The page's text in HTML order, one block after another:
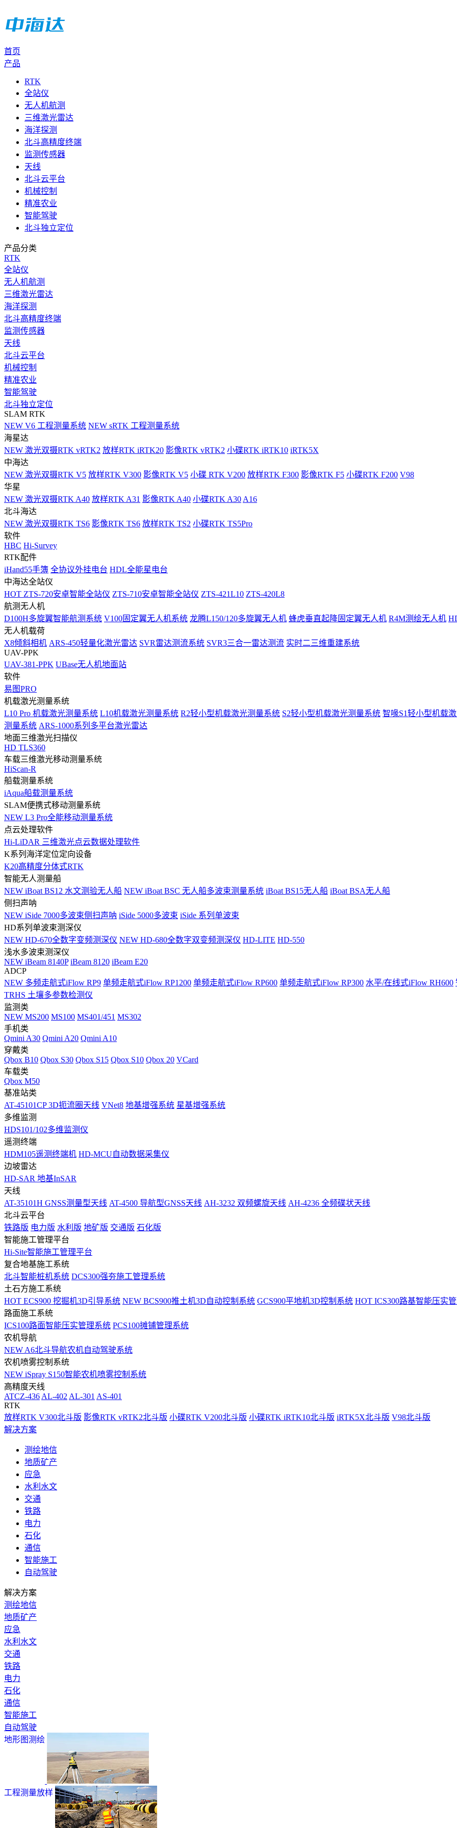
首页
产品
RTK
全站仪
无人机航测
三维激光雷达
海洋探测
北斗高精度终端
监测传感器
天线
北斗云平台
机械控制
精准农业
智能驾驶
北斗独立定位
产品分类
RTK
全站仪
无人机航测
三维激光雷达
海洋探测
北斗高精度终端
监测传感器
天线
北斗云平台
机械控制
精准农业
智能驾驶
北斗独立定位
SLAM RTK
NEW V6 工程测量系统 NEW sRTK 工程测量系统
海星达
NEW 激光双摄RTK vRTK2 放样RTK iRTK20 影像RTK vRTK2 小碟RTK iRTK10 iRTK5X
中海达
NEW 激光双摄RTK V5 放样RTK V300 影像RTK V5 小碟 RTK V200 放样RTK F300 影像RTK F5 小碟RTK F200 V98
华星
NEW 激光双摄RTK A40 放样RTK A31 影像RTK A40 小碟RTK A30 A16
北斗海达
NEW 激光双摄RTK TS6 影像RTK TS6 放样RTK TS2 小碟RTK TS5Pro
软件
HBC Hi-Survey
RTK配件
iHand55手簿 全协议外挂电台 HDL全能星电台
中海达全站仪
HOT ZTS-720安卓智能全站仪 ZTS-710安卓智能全站仪 ZTS-421L10 ZTS-420L8
航测无人机
D100H多旋翼智能航测系统 V100固定翼无人机系统 龙腾L150/120多旋翼无人机 蜂虎垂直起降固定翼无人机 R4M测绘无人机
无人机载荷
X8倾斜相机 ARS-450轻量化激光雷达 SVR雷达测流系统 SVR3三合一雷达测流 实时二三维重建系统
UAV-PPK
UAV-381-PPK UBase无人机地面站
软件
易图PRO
机载激光测量系统
L10 Pro 机载激光测量系统 L10机载激光测量系统 R2轻小型机载激光测量系统 S2轻小型机载激光测量系统 智喙S1轻小型机载
测量系统 ARS-1000系列多平台激光雷达
地面三维激光扫描仪
HD TLS360
车载三维激光移动测量系统
HiScan-R
船载测量系统
iAqua船载测量系统
SLAM便携式移动测量系统
NEW L3 Pro全能移动测量系统
点云处理软件
Hi-LiDAR 三维激光点云数据处理软件
K系列海洋定位定向设备
K20高精度分体式RTK
智能无人测量船
NEW iBoat BS12 水文测验无人船 NEW iBoat BSC 无人船多波束测量系统 iBoat BS15无人船 iBoat BSA无人船
侧扫声呐
NEW iSide 7000多波束侧扫声呐 iSide 5000多波束 iSide 系列单波束
HD系列单波束测深仪
NEW HD-670全数字变频测深仪 NEW HD-680全数字双变频测深仪 HD-LITE HD-550
浅水多波束测深仪
NEW iBeam 8140P iBeam 8120 iBeam E20
ADCP
NEW 多频走航式iFlow RP9 单频走航式iFlow RP1200 单频走航式iFlow RP600 单频走航式iFlow RP300 水平/在线式iFlow RH600
TRHS 土壤多参数检测仪
监测类
NEW MS200 MS100 MS401/451 MS302
手机类
Qmini A30 Qmini A20 Qmini A10
穿戴类
Qbox B10 Qbox S30 Qbox S15 Qbox S10 Qbox 20 VCard
车载类
Qbox M50
基准站类
AT-45101CP 3D扼流圈天线 VNet8 地基增强系统 星基增强系统
多维监测
HDS101/102多维监测仪
遥测终端
HDM105遥测终端机 HD-MCU自动数据采集仪
边坡雷达
HD-SAR 地基InSAR
天线
AT-35101H GNSS测量型天线 AT-4500 导航型GNSS天线 AH-3232 双频螺旋天线 AH-4236 全频碟状天线
北斗云平台
铁路版 电力版 水利版 地矿版 交通版 石化版
智能施工管理平台
Hi-Site智能施工管理平台
复合地基施工系统
北斗智能桩机系统 DCS300强夯施工管理系统
土石方施工系统
HOT ECS900 挖掘机3D引导系统 NEW BCS900推土机3D自动控制系统 GCS900平地机3D控制系统 HOT ICS300路基智能压实
路面施工系统
ICS100路面智能压实管理系统 PCS100摊铺管理系统
农机导航
NEW A6北斗导航农机自动驾驶系统
农机喷雾控制系统
NEW iSpray S150智能农机喷雾控制系统
高精度天线
ATCZ-436 AL-402 AL-301 AS-401
RTK
放样RTK V300北斗版 影像RTK vRTK2北斗版 小碟RTK V200北斗版 小碟RTK iRTK10北斗版 iRTK5X北斗版 V98北斗版
解决方案
测绘地信
地质矿产
应急
水利水文
交通
铁路
电力
石化
通信
智能施工
自动驾驶
解决方案
测绘地信
地质矿产
应急
水利水文
交通
铁路
电力
石化
通信
智能施工
自动驾驶
地形图测绘
工程测量放样